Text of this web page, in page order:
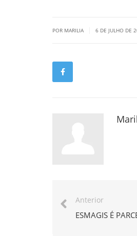
POR MARILIA 6 DE JULHO DE
Anterior
ESMAGIS É